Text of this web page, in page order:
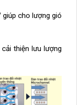
cho lượng gió
thiện lưu lượng